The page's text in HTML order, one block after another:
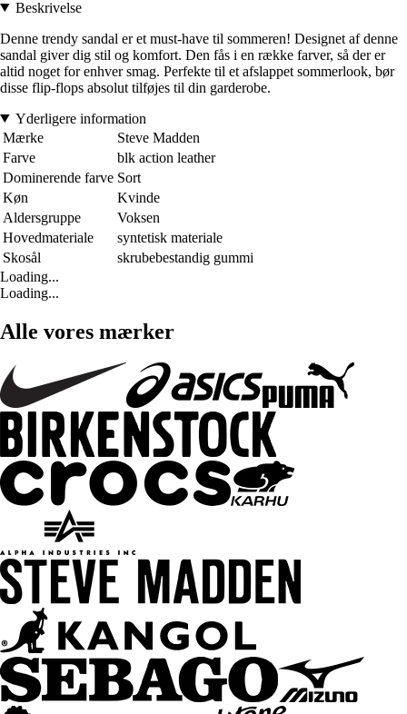
Beskrivelse
Denne trendy sandal er et must-have til sommeren! Designet af denne
sandal giver dig stil og komfort. Den fås i en række farver, så der er
altid noget for enhver smag. Perfekte til et afslappet sommerlook, bør
disse flip-flops absolut tilføjes til din garderobe.
Yderligere information
Mærke
Steve Madden
Farve
blk action leather
Dominerende farve Sort
Køn
Kvinde
Aldersgruppe
Voksen
Hovedmateriale
syntetisk materiale
Skosål
skrubebestandig gummi
Loading...
Loading...
Alle vores mærker